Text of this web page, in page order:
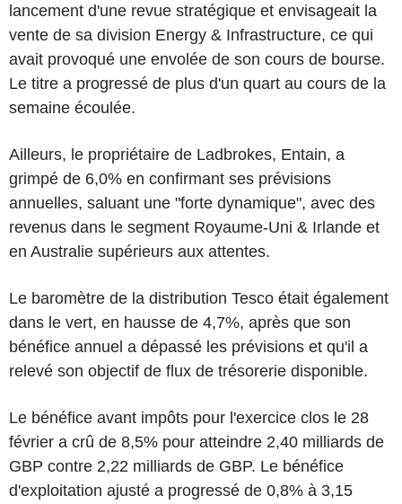
lancement d'une revue stratégique et envisageait la
vente de sa division Energy & Infrastructure, ce qui
avait provoqué une envolée de son cours de bourse.
Le titre a progressé de plus d'un quart au cours de la
semaine écoulée.
Ailleurs, le propriétaire de Ladbrokes, Entain, a
grimpé de 6,0% en confirmant ses prévisions
annuelles, saluant une "forte dynamique", avec des
revenus dans le segment Royaume-Uni & Irlande et
en Australie supérieurs aux attentes.
Le baromètre de la distribution Tesco était également
dans le vert, en hausse de 4,7%, après que son
bénéfice annuel a dépassé les prévisions et qu'il a
relevé son objectif de flux de trésorerie disponible.
Le bénéfice avant impôts pour l'exercice clos le 28
février a crû de 8,5% pour atteindre 2,40 milliards de
GBP contre 2,22 milliards de GBP. Le bénéfice
d'exploitation ajusté a progressé de 0,8% à 3,15